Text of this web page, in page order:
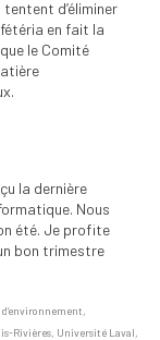
– Fond
tentent d’éliminer
en fait la
le Comité
la dernière
Nous
été. Je profite
bon trimestre
,
Rivières, Université Laval,